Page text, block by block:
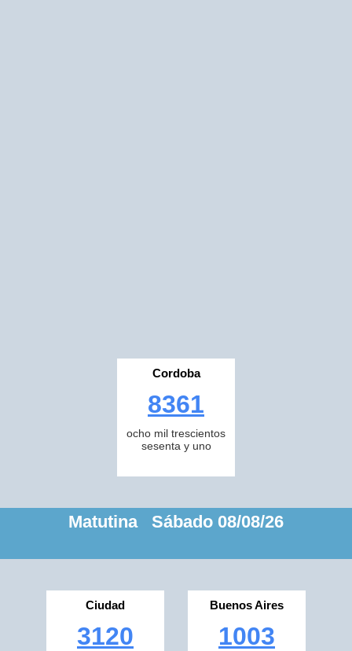
Cordoba
8361
ocho mil trescientos
sesenta y uno
Matutina Sábado 08/08/26
Ciudad
3120
Buenos Aires
1003